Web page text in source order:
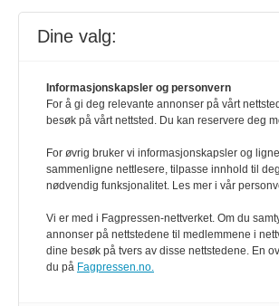
Dine valg:
Informasjonskapsler og personvern
For å gi deg relevante annonser på vårt
besøk på vårt nettsted. Du kan reservere deg
For øvrig bruker vi informasjonskapsler og
sammenligne nettlesere, tilpasse innhold til
nødvendig funksjonalitet. Les mer i vår
Vi er med i Fagpressen-nettverket. Om du
annonser på nettstedene til medlemmene i
dine besøk på tvers av disse nettstedene. En
du på Fagpressen.no.